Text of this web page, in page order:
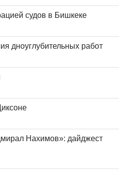
судов в Бишкеке
дноуглубительных работ
Нахимов»: дайджест